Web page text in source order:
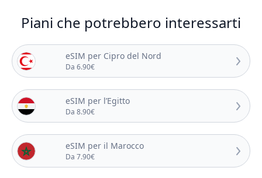
Piani che potrebbero interessarti
eSIM per Cipro del Nord
Da 6.90€
eSIM per l’Egitto
Da 8.90€
eSIM per il Marocco
Da 7.90€